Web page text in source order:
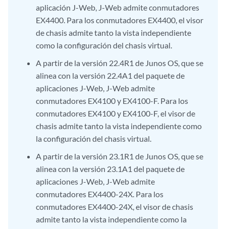
aplicación J-Web, J-Web admite conmutadores
EX4400. Para los conmutadores EX4400, el visor
de chasis admite tanto la vista independiente
como la configuración del chasis virtual.
A partir de la versión 22.4R1 de Junos OS, que se
alinea con la versión 22.4A1 del paquete de
aplicaciones J-Web, J-Web admite
conmutadores EX4100 y EX4100-F. Para los
conmutadores EX4100 y EX4100-F, el visor de
chasis admite tanto la vista independiente como
la configuración del chasis virtual.
A partir de la versión 23.1R1 de Junos OS, que se
alinea con la versión 23.1A1 del paquete de
aplicaciones J-Web, J-Web admite
conmutadores EX4400-24X. Para los
conmutadores EX4400-24X, el visor de chasis
admite tanto la vista independiente como la